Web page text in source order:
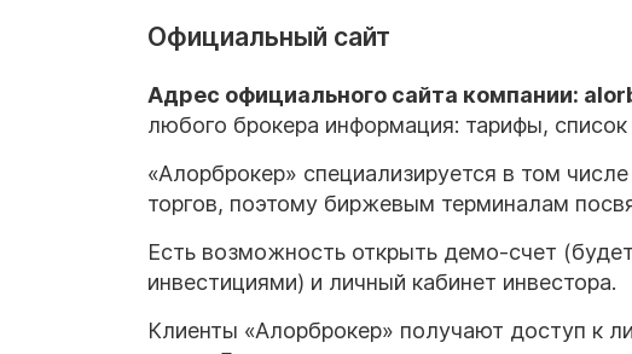
Официальный сайт
Адрес официального сайта компании:
любого брокера информация: тарифы, список
«Алорброкер» специализируется в том
торгов, поэтому биржевым терминалам
Есть возможность открыть демо-счет
инвестициями) и личный кабинет инвестора.
Клиенты «Алорброкер» получают доступ к